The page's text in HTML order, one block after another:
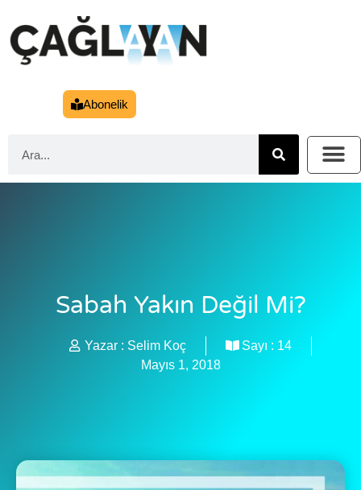
Abonelik
Sabah Yakın Değil Mi?
Yazar : Selim Koç Sayı : 14
Mayıs 1, 2018